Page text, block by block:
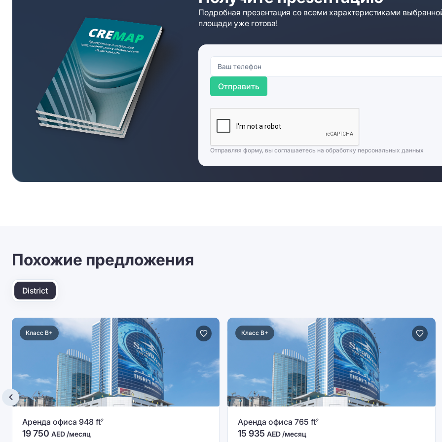
Подробная презентация со всеми характеристиками
площади уже готова!
Отправить
Отправляя форму, вы соглашаетесь на обработку персональных данных
Похожие предложения
District
Класс B+
Аренда офиса 948 ft2
19 750 AED /месяц
Класс B+
Аренда офиса 765 ft2
15 935 AED /месяц